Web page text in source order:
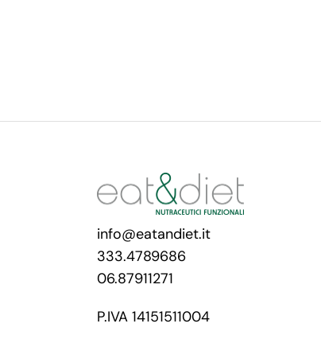
info@eatandiet.it
333.4789686
06.87911271
P.IVA 14151511004